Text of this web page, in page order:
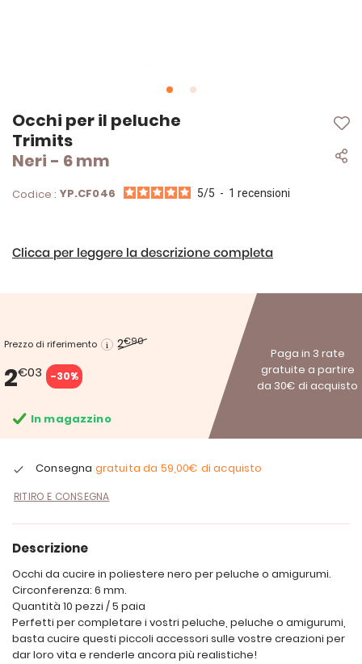
Occhi per il peluche
Trimits
Neri - 6 mm
Codice : YP.CF046 5/5 - 1 recensioni
Clicca per leggere la descrizione completa
Prezzo di riferimento 2€90
2€03 -30%
Paga in 3 rate
gratuite a partire
da 30€ di acquisto
In magazzino
Consegna gratuita da 59,00€ di acquisto
RITIRO E CONSEGNA
Vai
all'inizio
della
galleria
immagini
Descrizione
Occhi da cucire in poliestere nero per peluche o amigurumi.
Circonferenza: 6 mm.
Quantità 10 pezzi / 5 paia
Perfetti per completare i vostri peluche, peluche o amigurumi,
basta cucire questi piccoli accessori sulle vostre creazioni per
dar loro vita e renderle ancora più realistiche!